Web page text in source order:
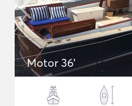
Motor 36'